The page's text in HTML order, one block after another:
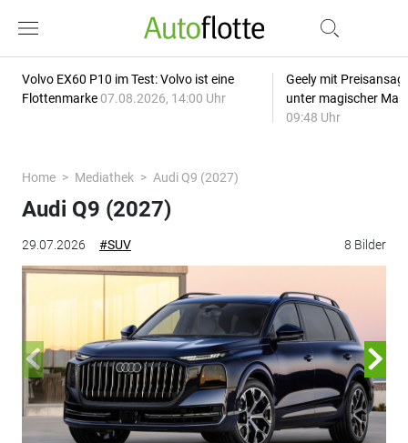
Volvo EX60 P10 im Test: Volvo ist eine
Flottenmarke 07.08.2026, 14:00 Uhr
Geely mit
unter magischer
09:48 Uhr
Home Mediathek Audi Q9 (2027)
29.07.2026 #SUV 8 Bilder
Audi Q9 (2027)